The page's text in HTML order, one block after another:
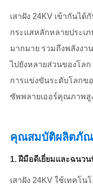
เสาฝัง 24KV เข้ากันได้
กระแสหลักหลายประเ
มากมาย รวมถึงพลังงา
ไปยังหลายส่วนของโล
การแข่งขันระดับโลกขอ
ซัพพลายเออร์คุณภาพสู
คุณสมบัติผลิตภั
1. ฝีมือดีเยี่ยมและฉนว
เสาฝัง 24KV ใช้เทคโ